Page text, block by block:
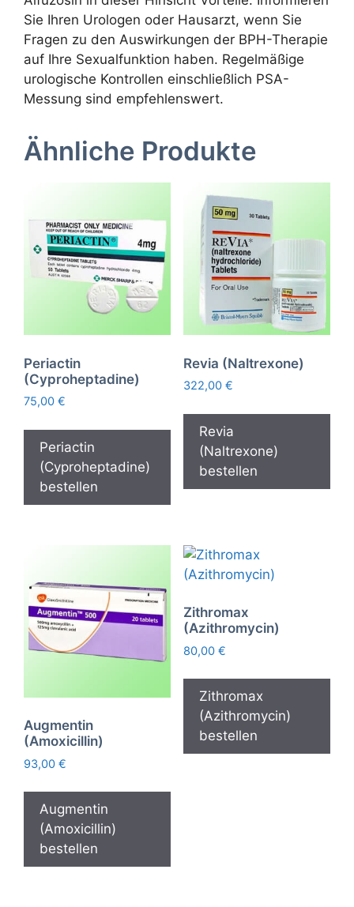
Sie Ihren Urologen oder Hausarzt, wenn Sie
Fragen zu den Auswirkungen der BPH-Therapie
auf Ihre Sexualfunktion haben. Regelmäßige
urologische Kontrollen einschließlich PSA-
Messung sind empfehlenswert.
Ähnliche Produkte
Periactin
(Cyproheptadine)
75,00 €
Periactin
(Cyproheptadine)
bestellen
Revia (Naltrexone)
322,00 €
Revia
(Naltrexone)
bestellen
Augmentin
(Amoxicillin)
93,00 €
Augmentin
(Amoxicillin)
bestellen
Zithromax
(Azithromycin)
80,00 €
Zithromax
(Azithromycin)
bestellen